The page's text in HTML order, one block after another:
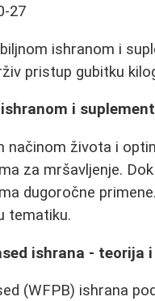
27
ishranom i
pristup gubitku
i
načinom života i
za mršavljenje.
dugoročne
tematiku.
ishrana - teorija
(WFPB) ishrana